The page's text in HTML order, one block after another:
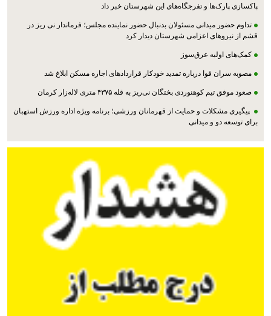
پاکسازی پارک‌ها و تفرجگاه‌های این شهرستان خبر داد
تداوم حضور میدانی مسئولان بدنبال حضور نماینده مجلس؛ فرماندار نی ریز در
قشم از نیروهای اعزامی شهرستان دیدار کرد
کمک‌های اولیه عرق‌سوز
مصوبه سران قوا درباره تمدید خودکار قراردادهای اجاره مسکن ابلاغ شد
صعود موفق تیم کوهنوردی بختگان نی‌ریز به قله ۴۳۷۵ متری لاله‌زار کرمان
پیگیری مشکلات و حمایت از قهرمانان ورزشی؛ برنامه ویژه اداره ورزش استهبان
برای توسعه دو و میدانی